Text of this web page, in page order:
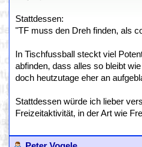
Stattdessen:
"TF muss den Dreh finden, als
In Tischfussball steckt viel
abfinden, dass alles so bleibt
doch heutzutage eher an
Stattdessen würde ich lieber
Freizeitaktivität, in der Art wie